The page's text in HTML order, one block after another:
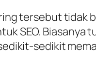
tersebut tidak
SEO. Biasanya
sedikit